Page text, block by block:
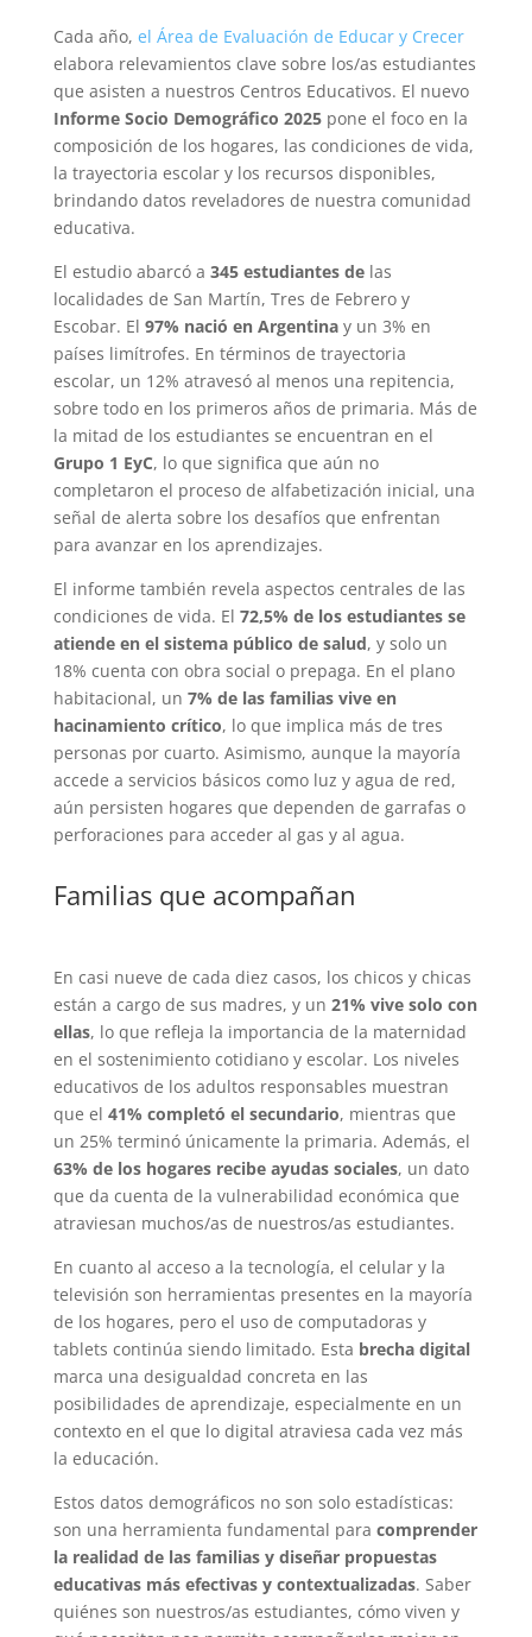
Cada año, el Área de Evaluación de Educar y Crecer
elabora relevamientos clave sobre los/as estudiantes
que asisten a nuestros Centros Educativos. El nuevo
Informe Socio Demográfico 2025pone el foco en la
composición de los hogares, las condiciones de vida,
la trayectoria escolar y los recursos disponibles,
brindando datos reveladores de nuestra comunidad
educativa.
El estudio abarcó a 345 estudiantes de las
localidades de San Martín, Tres de Febrero y
Escobar. El 97% nació en Argentinay un 3% en
países limítrofes. En términos de trayectoria
escolar, un 12% atravesó al menos una repitencia,
sobre todo en los primeros años de primaria. Más de
la mitad de los estudiantes se encuentran en el
Grupo 1 EyC, lo que significa que aún no
completaron el proceso de alfabetización inicial, una
señal de alerta sobre los desafíos que enfrentan
para avanzar en los aprendizajes.
El informe también revela aspectos centrales de las
condiciones de vida. El 72,5% de los estudiantes se
atiende en el sistema público de salud, y solo un
18% cuenta con obra social o prepaga. En el plano
habitacional, un 7% de las familias vive en
hacinamiento crítico, lo que implica más de tres
personas por cuarto. Asimismo, aunque la mayoría
accede a servicios básicos como luz y agua de red,
aún persisten hogares que dependen de garrafas o
perforaciones para acceder al gas y al agua.
Familias que acompañan
En casi nueve de cada diez casos, los chicos y chicas
están a cargo de sus madres, y un 21% vive solo con
ellas, lo que refleja la importancia de la maternidad
en el sostenimiento cotidiano y escolar. Los niveles
educativos de los adultos responsables muestran
que el 41% completó el secundario, mientras que
un 25% terminó únicamente la primaria. Además, el
63% de los hogares recibe ayudas sociales, un dato
que da cuenta de la vulnerabilidad económica que
atraviesan muchos/as de nuestros/as estudiantes.
En cuanto al acceso a la tecnología, el celular y la
televisión son herramientas presentes en la mayoría
de los hogares, pero el uso de computadoras y
tablets continúa siendo limitado. Esta brecha digital
marca una desigualdad concreta en las
posibilidades de aprendizaje, especialmente en un
contexto en el que lo digital atraviesa cada vez más
la educación.
Estos datos demográficos no son solo estadísticas:
son una herramienta fundamental para comprender
la realidad de las familias y diseñar propuestas
educativas más efectivas y contextualizadas. Saber
quiénes son nuestros/as estudiantes, cómo viven y